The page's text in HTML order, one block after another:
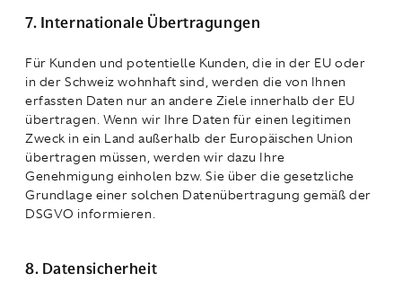
7. Internationale Übertragungen
Für Kunden und potentielle Kunden, die in der EU oder
in der Schweiz wohnhaft sind, werden die von Ihnen
erfassten Daten nur an andere Ziele innerhalb der EU
übertragen. Wenn wir Ihre Daten für einen legitimen
Zweck in ein Land außerhalb der Europäischen Union
übertragen müssen, werden wir dazu Ihre
Genehmigung einholen bzw. Sie über die gesetzliche
Grundlage einer solchen Datenübertragung gemäß der
DSGVO informieren.
8. Datensicherheit